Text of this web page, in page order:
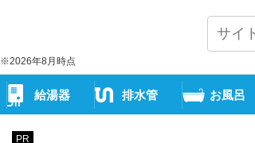
※2026年8月時点
給湯器 排水管 お風呂
PR